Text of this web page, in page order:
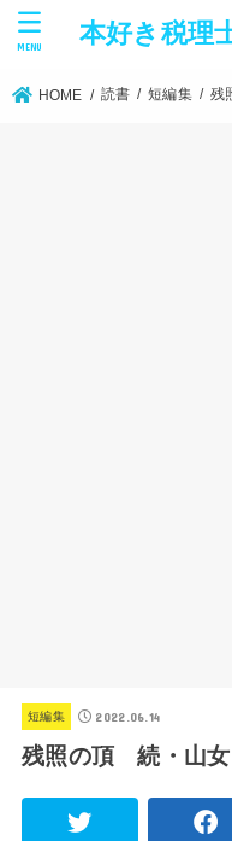
本好き税理
MENU
HOME 読書 短編集 残
短編集 2022.06.14
残照の頂 続・山